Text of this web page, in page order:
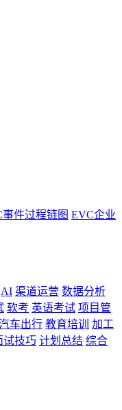
事件过程链图 EVC企业
AI 渠道运营 数据分析
软考 英语考试 项目管
车出行 教育培训
加工
试技巧 计划总结 综合